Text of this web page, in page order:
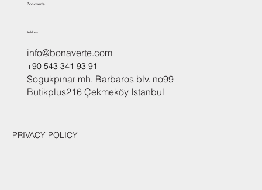
Bonaverte
Address
info@bonaverte.com
+90 543 341 93 91
Sogukpınar mh. Barbaros blv. no99
Butikplus216 Çekmeköy Istanbul
PRIVACY POLICY